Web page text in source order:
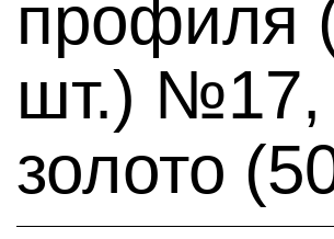
профиля
шт.) №17,
золото